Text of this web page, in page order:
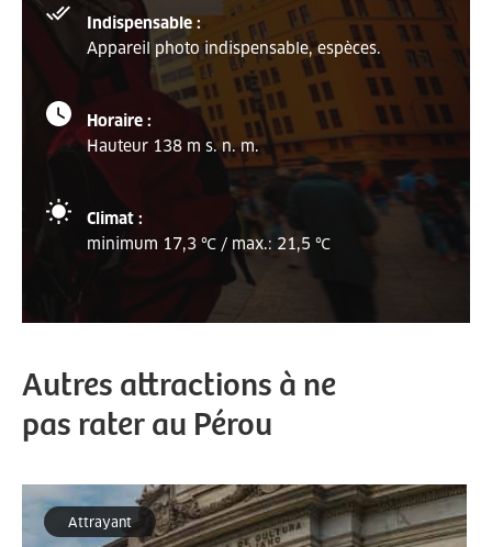
Indispensable :
Appareil photo indispensable, espèces.
Horaire :
Hauteur 138 m s. n. m.
Climat :
minimum 17,3 ℃ / max.: 21,5 ℃
Autres attractions à ne
pas rater au Pérou
Attrayant